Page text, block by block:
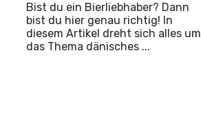
Bist du ein Bierliebhaber? Dann
bist du hier genau richtig! In
diesem Artikel dreht sich alles um
das Thema dänisches ...